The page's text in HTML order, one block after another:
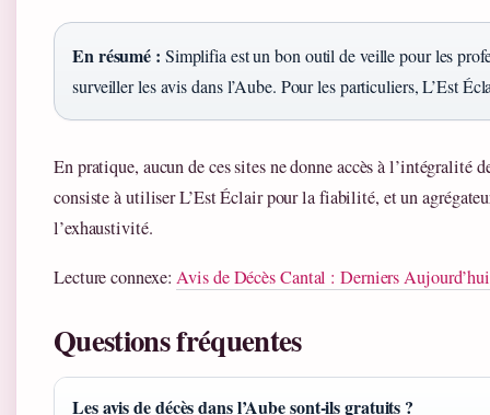
En résumé : Simplifia est un bon outil de veille pour les
surveiller les avis dans l’Aube. Pour les particuliers, L’Est
En pratique, aucun de ces sites ne donne accès à l’intégralité
consiste à utiliser L’Est Éclair pour la fiabilité, et un
l’exhaustivité.
Lecture connexe:Avis de Décès Cantal : Derniers
Questions fréquentes
Les avis de décès dans l’Aube sont-ils gratuits ?